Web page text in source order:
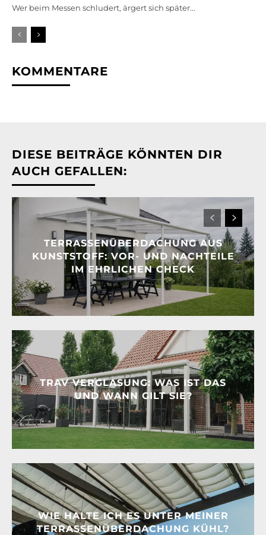
Wer beim Messen schludert, ärgert sich später...
KOMMENTARE
DIESE BEITRÄGE KÖNNTEN DIR
AUCH GEFALLEN:
TERRASSENÜBERDACHUNG AUS
KUNSTSTOFF: VOR- UND NACHTEILE
IM EHRLICHEN CHECK
TRAV VERGLASUNG: WAS IST DAS
UND WANN GILT SIE?
WIE HALTE ICH ES UNTER MEINER
TERRASSENÜBERDACHUNG KÜHL?